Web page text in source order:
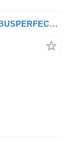
Mercedes-Benz Sprinter 519 CDI – MB BUSPERFECT - Luxury Line